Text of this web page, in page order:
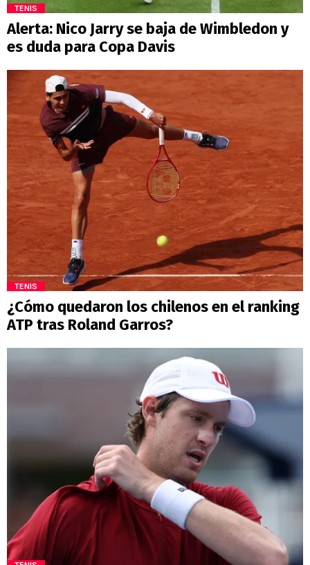
TENIS
Alerta: Nico Jarry se baja de Wimbledon y
es duda para Copa Davis
TENIS
¿Cómo quedaron los chilenos en el ranking
ATP tras Roland Garros?